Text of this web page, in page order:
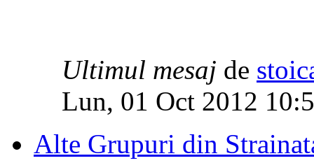
Ultimul mesaj de
Lun, 01 Oct 2012
Alte Grupuri din